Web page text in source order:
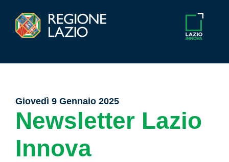
Giovedì 9 Gennaio 2025
Newsletter Lazio
Innova